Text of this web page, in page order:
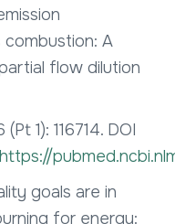
A
flow dilution
(Pt 1): 116714. DOI
https://
goals are in
for energy: